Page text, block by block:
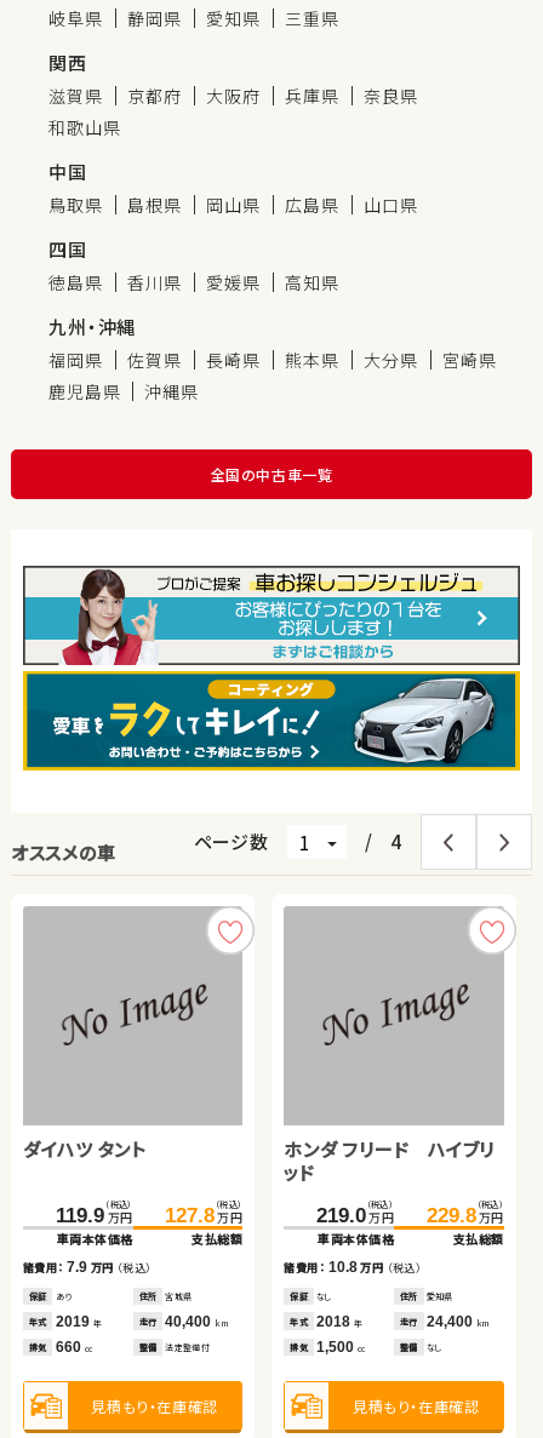
岐阜県 静岡県 愛知県 三重県
関西
滋賀県 京都府 大阪府 兵庫県
奈良県
和歌山県
中国
鳥取県 島根県 岡山県 広島県 山口県
四国
徳島県 香川県 愛媛県 高知県
九州・沖縄
福岡県 佐賀県 長崎県 熊本県 大分県
宮崎県
鹿児島県
沖縄県
全国の中古車一覧
オススメの車 ページ数 / 4
ダイハツ タント
119.9 （税込）
万円
車両本体価格
127.8 （税込）
万円
支払総額
諸費用：7.9 万円 （税込）
保証 あり 住所 宮城県
年式 2019 年 走行 40,400 km
排気 660 cc 整備 法定整備付
見積もり・在庫確認
ホンダ フリード ハイブリ
ッド
219.0 （税込）
万円
車両本体価格
229.8 （税込）
万円
支払総額
諸費用： 10.8万円 （税込）
保証 なし 住所 愛知県
年式 2018年 走行 24,400 km
排気 1,500cc 整備 なし
見積もり・在庫確認
179.7（税込）
万円
諸費用：8.9 万円（税込）
なし 岡山県
年式 2018年 走行
排気 2,000 整備 法定整備付
見積もり・在庫確認
64.8 （税込）
万円
78.8（税込）
万円
諸費用：14.0万円（税込）
あり
年式 2013年 走行
排気 1,500 整備 法定整備付
見積もり・在庫確認
39.7（税込）
万円
諸費用：4.5 万円（税込）
なし 岡山県
年式 2014年 走行
排気 660 整備 法定整備付
見積もり・在庫確認
174.7 （税込）
万円
181.0（税込）
万円
諸費用：6.3 万円（税込）
なし
年式 2025年 走行
排気 660 整備 法定整備付
見積もり・在庫確認
309.8（税込）
万円
諸費用：11.7万円（税込）
なし 群馬県
年式 2026年 走行
排気 1,500 整備 なし
見積もり・在庫確認
34.6 （税込）
万円
39.8（税込）
万円
諸費用：5.2 万円（税込）
あり
年式 2014年 走行
排気 660 整備 法定整備付
見積もり・在庫確認